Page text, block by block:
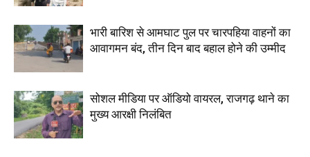
भारी बारिश से आमघाट पुल पर चारपहिया वाहनों का
आवागमन बंद, तीन दिन बाद बहाल होने की उम्मीद
सोशल मीडिया पर ऑडियो वायरल, राजगढ़ थाने का
मुख्य आरक्षी निलंबित